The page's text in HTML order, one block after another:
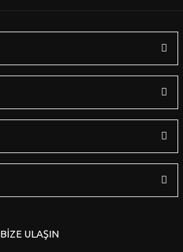
Gönder
BİZE ULAŞIN